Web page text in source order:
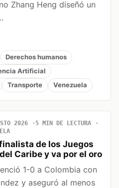
Zhang Heng diseñó un
Derechos humanos
Artificial
Transporte Venezuela
2026
5 MIN DE LECTURA
de los Juegos
Caribe y va por el oro
1-0 a Colombia con
y aseguró al menos